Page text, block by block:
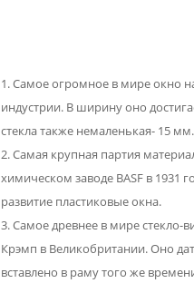
Самое огромное в мире окно
индустрии. В ширину оно
стекла также немаленькая- 15 мм.
Самая крупная партия
химическом заводе BASF в 1931
развитие пластиковые окна.
Самое древнее в мире
Крэмп в Великобритании. Оно
вставлено в раму того же